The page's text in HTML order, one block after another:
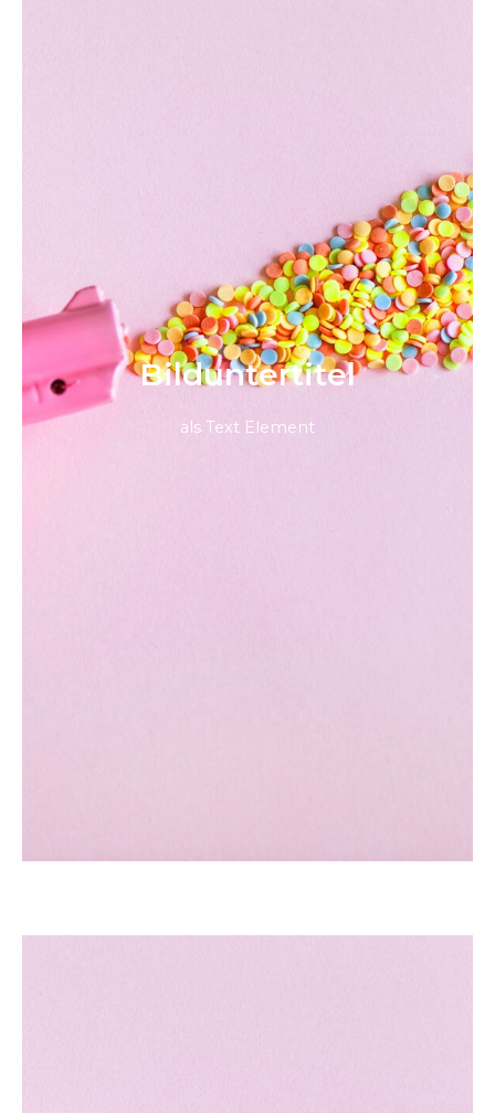
Bild­unter­titel
als Text Element